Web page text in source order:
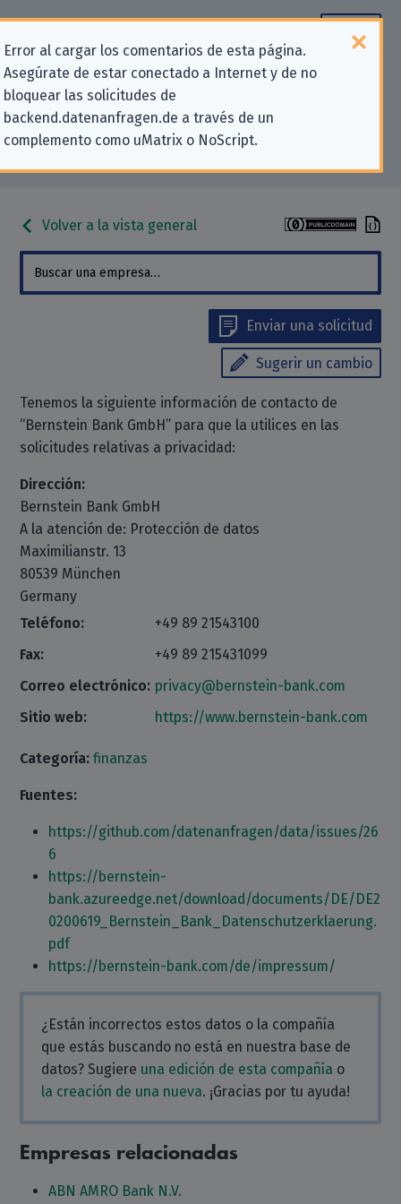
Error al cargar los comentarios de esta página.
Asegúrate de estar conectado a Internet y de no
bloquear las solicitudes de
backend.datenanfragen.de a través de un
complemento como uMatrix o NoScript.
Información de contacto para
solicitudes relativas a la privacidad
para «Bernstein Bank GmbH»
Volver a la vista general
Enviar una solicitud
Sugerir un cambio
Tenemos la siguiente información de contacto de
“Bernstein Bank GmbH” para que la utilices en las
solicitudes relativas a privacidad:
Dirección:
Bernstein Bank GmbH
A la atención de: Protección de datos
Maximilianstr. 13
80539 München
Germany
Teléfono:
+49 89 21543100
Fax:
+49 89 215431099
Correo electrónico: privacy@bernstein-bank.com
Sitio web:
https://www.bernstein-bank.com
Categoría: finanzas
Fuentes:
https://github.com/datenanfragen/data/issues/26
6
https://bernstein-
bank.azureedge.net/download/documents/DE/DE2
0200619_Bernstein_Bank_Datenschutzerklaerung.
pdf
https://bernstein-bank.com/de/impressum/
¿Están incorrectos estos datos o la compañía
que estás buscando no está en nuestra base de
datos? Sugiere una edición de esta compañía o
la creación de una nueva. ¡Gracias por tu ayuda!
Empresas relacionadas
ABN AMRO Bank N.V.